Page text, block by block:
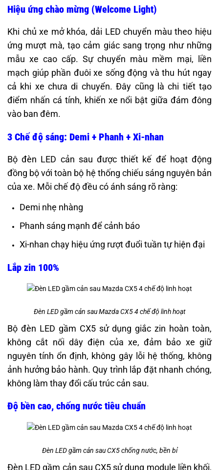
Hiệu ứng chào mừng (Welcome Light)
Khi chủ xe mở khóa, dải LED chuyển màu theo hiệu
ứng mượt mà, tạo cảm giác sang trọng như những
mẫu xe cao cấp. Sự chuyển màu mềm mại, liền
mạch giúp phần đuôi xe sống động và thu hút ngay
cả khi xe chưa di chuyển. Đây cũng là chi tiết tạo
điểm nhấn cá tính, khiến xe nổi bật giữa đám đông
vào ban đêm.
3 Chế độ sáng: Demi + Phanh + Xi-nhan
Bộ đèn LED cản sau được thiết kế để hoạt động
đồng bộ với toàn bộ hệ thống chiếu sáng nguyên bản
của xe. Mỗi chế độ đều có ánh sáng rõ ràng:
Demi nhẹ nhàng
Phanh sáng mạnh để cảnh báo
Xi-nhan chạy hiệu ứng rượt đuổi tuần tự hiện đại
Lắp zin 100%
Đèn LED gầm cản sau Mazda CX5 4 chế độ linh hoạt
Bộ đèn LED gầm CX5 sử dụng giắc zin hoàn toàn,
không cắt nối dây điện của xe, đảm bảo xe giữ
nguyên tính ổn định, không gây lỗi hệ thống, không
ảnh hưởng bảo hành. Quy trình lắp đặt nhanh chóng,
không làm thay đổi cấu trúc cản sau.
Độ bền cao, chống nước tiêu chuẩn
Đèn LED gầm cản sau CX5 chống nước, bền bỉ
Đèn LED gầm cản sau CX5 sử dụng module liền khối,